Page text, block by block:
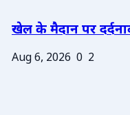
खेल के मैदान पर
Aug 6, 2026 0 2